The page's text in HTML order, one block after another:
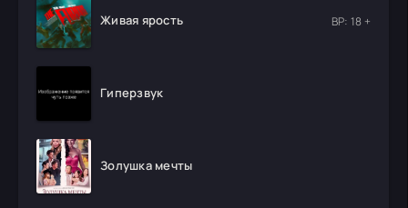
Живая ярость ВР: 18 +
Гиперзвук
Золушка мечты